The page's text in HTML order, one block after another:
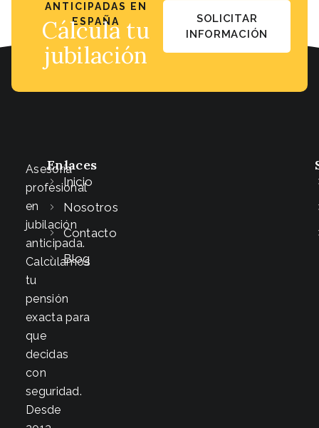
ANTICIPADAS EN
ESPAÑA
Cálcula tu
jubilación
SOLICITAR
INFORMACIÓN
Asesoría
profesional
en
jubilación
anticipada.
Calculamos
tu
pensión
exacta para
que
decidas
con
seguridad.
Desde
Enlaces
Inicio
Nosotros
Contacto
Blog